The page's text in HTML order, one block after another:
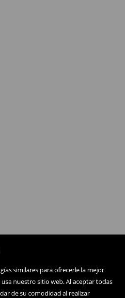
similares para ofrecerle la mejor
nuestro sitio web. Al aceptar todas
de su comodidad al realizar